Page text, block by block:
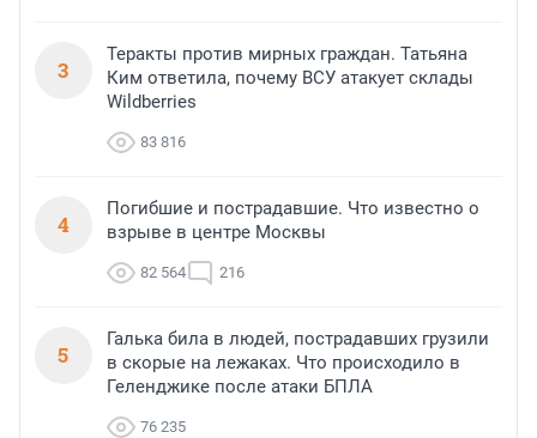
3
Теракты против мирных граждан. Татьяна
Ким ответила, почему ВСУ атакует склады
Wildberries
83 816
4
Погибшие и пострадавшие. Что известно о
взрыве в центре Москвы
82 564 216
5
Галька била в людей, пострадавших грузили
в скорые на лежаках. Что происходило в
Геленджике после атаки БПЛА
76 235